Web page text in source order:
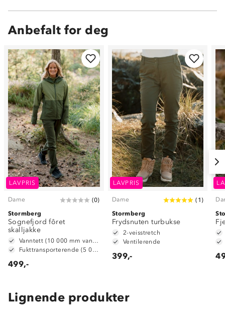
Anbefalt for deg
LAVPRIS
Dame (0)
Stormberg
Sognefjord fôret
skalljakke
499,-
LAVPRIS
Dame ( 1 )
Stormberg
Frydsnuten turbukse
2-veisstretch
Ventilerende
399,-
Lignende produkter